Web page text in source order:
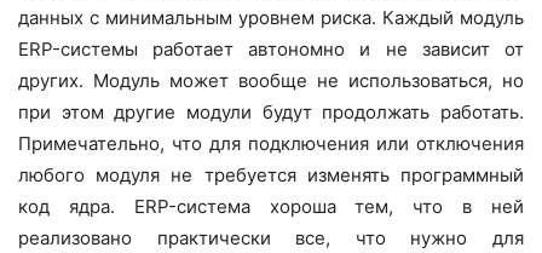
данных с минимальным уровнем риска. Каждый модуль
ERP-системы работает автономно и не зависит от
других. Модуль может вообще не использоваться, но
при этом другие модули будут продолжать работать.
Примечательно, что для подключения или отключения
любого модуля не требуется изменять программный
код ядра. ЕRP-система хороша тем, что в ней
реализовано практически все, что нужно для